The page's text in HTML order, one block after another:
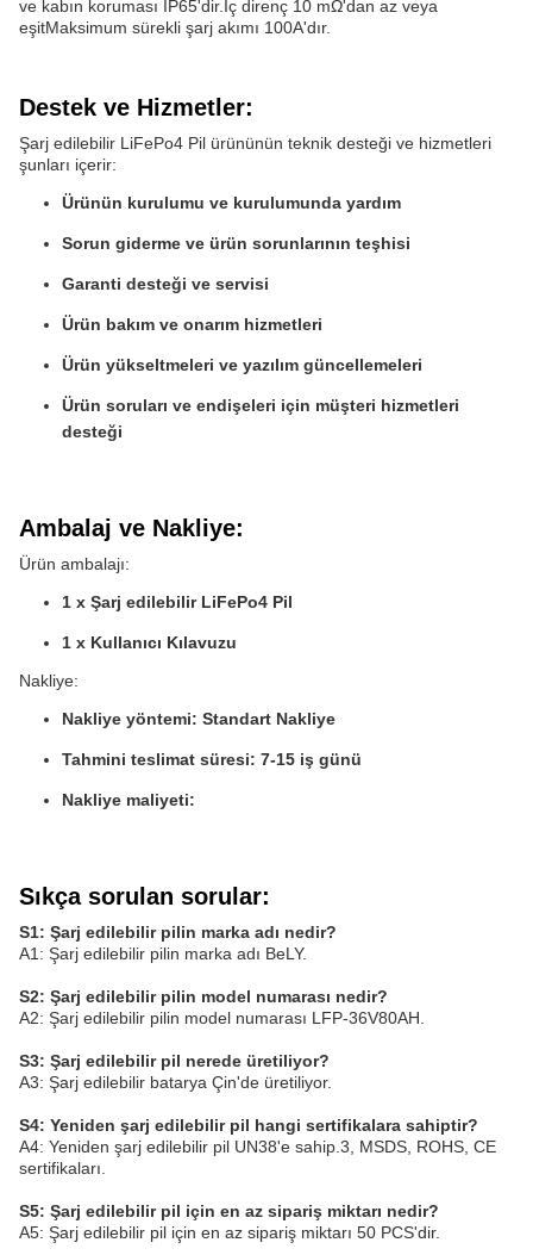
ve kabın koruması IP65'dir.İç direnç 10 mΩ'dan az veya
eşitMaksimum sürekli şarj akımı 100A'dır.
Destek ve Hizmetler:
Şarj edilebilir LiFePo4 Pil ürününün teknik desteği ve hizmetleri
şunları içerir:
Ürünün kurulumu ve kurulumunda yardım
Sorun giderme ve ürün sorunlarının teşhisi
Garanti desteği ve servisi
Ürün bakım ve onarım hizmetleri
Ürün yükseltmeleri ve yazılım güncellemeleri
Ürün soruları ve endişeleri için müşteri hizmetleri
desteği
Ambalaj ve Nakliye:
Ürün ambalajı:
1 x Şarj edilebilir LiFePo4 Pil
1 x Kullanıcı Kılavuzu
Nakliye:
Nakliye yöntemi: Standart Nakliye
Tahmini teslimat süresi: 7-15 iş günü
Nakliye maliyeti:
Sıkça sorulan sorular:
S1: Şarj edilebilir pilin marka adı nedir?
A1: Şarj edilebilir pilin marka adı BeLY.
S2: Şarj edilebilir pilin model numarası nedir?
A2: Şarj edilebilir pilin model numarası LFP-36V80AH.
S3: Şarj edilebilir pil nerede üretiliyor?
A3: Şarj edilebilir batarya Çin'de üretiliyor.
S4: Yeniden şarj edilebilir pil hangi sertifikalara sahiptir?
A4: Yeniden şarj edilebilir pil UN38'e sahip.3, MSDS, ROHS, CE
sertifikaları.
S5: Şarj edilebilir pil için en az sipariş miktarı nedir?
A5: Şarj edilebilir pil için en az sipariş miktarı 50 PCS'dir.